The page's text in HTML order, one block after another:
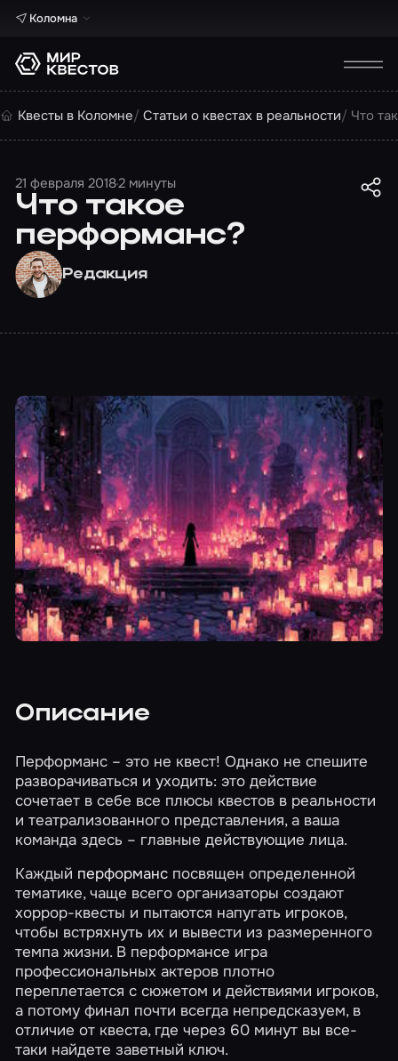
Коломна
Квесты в Коломне Статьи о квестах в реальности Что
21 февраля 20182 минуты
Что такое
перформанс?
Редакция
Описание
Перформанс – это не квест! Однако не спешите
разворачиваться и уходить: это действие
сочетает в себе все плюсы квестов в реальности
и театрализованного представления, а ваша
команда здесь – главные действующие лица.
Каждый перформанс посвящен определенной
тематике, чаще всего организаторы создают
хоррор-квесты и пытаются напугать игроков,
чтобы встряхнуть их и вывести из размеренного
темпа жизни. В перформансе игра
профессиональных актеров плотно
переплетается с сюжетом и действиями игроков,
а потому финал почти всегда непредсказуем, в
отличие от квеста, где через 60 минут вы все-
таки найдете заветный ключ.